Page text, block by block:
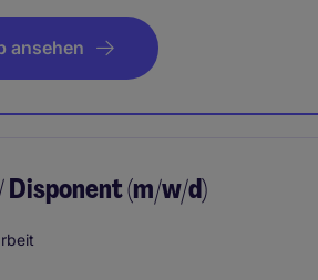
ansehen
(m/w/d)